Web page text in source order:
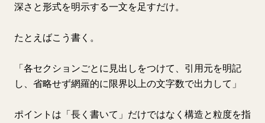
深さと形式を明示する一文を足すだけ。
たとえばこう書く。
「各セクションごとに見出しをつけて、引用元を明記
し、省略せず網羅的に限界以上の文字数で出力して」
ポイントは「長く書いて」だけではなく構造と粒度を指